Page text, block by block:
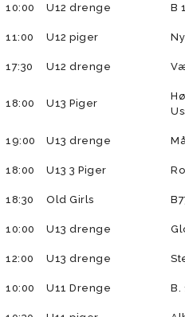
10:00 U12 drenge B
11:00 U12 piger
17:30 U12 drenge
18:00 U13 Piger
19:00 U13 drenge
18:00 U13 3 Piger
18:30 Old Girls
10:00 U13 drenge
12:00 U13 drenge
10:00 U11 Drenge B.